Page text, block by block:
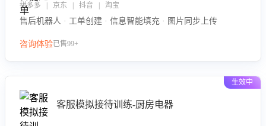
拼多多 | 京东 | 抖音 | 淘宝
售后机器人 · 工单创建 · 信息智能填充 · 图片同步上传
咨询体验已售99+
生效中
客服模拟接待训练-厨房电器